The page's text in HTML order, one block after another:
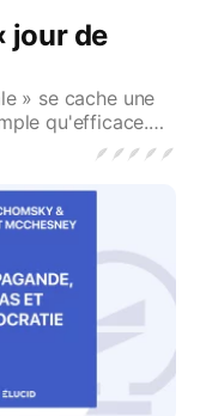
jour de
» se cache une
qu'efficace.
🪶 🪶 🪶 🪶 🪶